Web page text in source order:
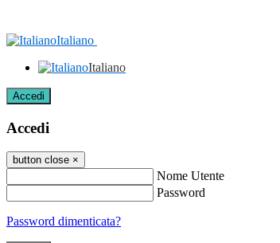
Italiano
Italiano
Accedi
Accedi
button close ×
Nome Utente
Password
Password dimenticata?